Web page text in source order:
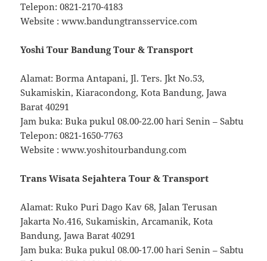
Telepon: 0821-2170-4183
Website : www.bandungtransservice.com
Yoshi Tour Bandung Tour & Transport
Alamat: Borma Antapani, Jl. Ters. Jkt No.53,
Sukamiskin, Kiaracondong, Kota Bandung, Jawa
Barat 40291
Jam buka: Buka pukul 08.00-22.00 hari Senin – Sabtu
Telepon: 0821-1650-7763
Website : www.yoshitourbandung.com
Trans Wisata Sejahtera Tour & Transport
Alamat: Ruko Puri Dago Kav 68, Jalan Terusan
Jakarta No.416, Sukamiskin, Arcamanik, Kota
Bandung, Jawa Barat 40291
Jam buka: Buka pukul 08.00-17.00 hari Senin – Sabtu